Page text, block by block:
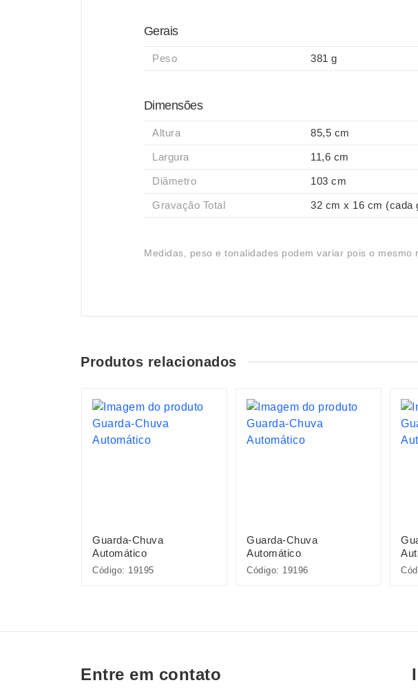
Gerais
Peso 381 g
Dimensões
Altura 85,5 cm
Largura 11,6 cm
Diâmetro 103 cm
Gravação Total 32 cm x 16 cm (cada
Medidas, peso e tonalidades podem variar pois o
Produtos relacionados
Guarda-Chuva
Automático
Código: 19195
Guarda-Chuva
Automático
Código: 19196
Entre em contato